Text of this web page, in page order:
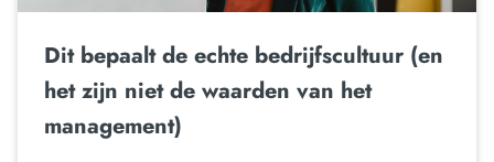
Dit bepaalt de echte bedrijfscultuur (en
het zijn niet de waarden van het
management)